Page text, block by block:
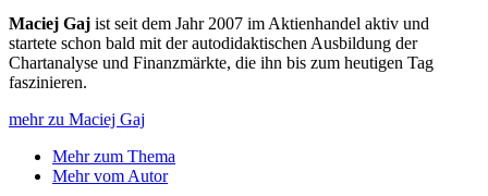
Maciej Gaj ist seit dem Jahr 2007 im Aktienhandel aktiv und
startete schon bald mit der autodidaktischen Ausbildung der
Chartanalyse und Finanzmärkte, die ihn bis zum heutigen Tag
faszinieren.
mehr zu Maciej Gaj
Mehr zum Thema
Mehr vom Autor